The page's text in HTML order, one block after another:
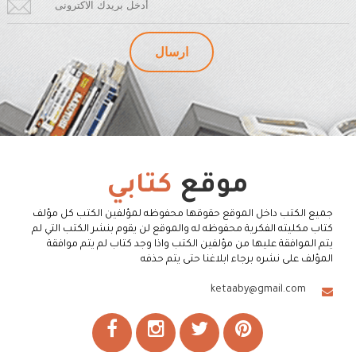
موقع كتابي
جميع الكتب داخل الموقع حقوقها محفوظه لمؤلفين الكتب كل مؤلف
كتاب مكليته الفكرية محفوظه له والموقع لن يقوم بنشر الكتب التي لم
يتم الموافقة عليها من مؤلفين الكتب واذا وجد كتاب لم يتم موافقة
المؤلف على نشره برجاء ابلاغنا حتى يتم حذفه
ketaaby@gmail.com